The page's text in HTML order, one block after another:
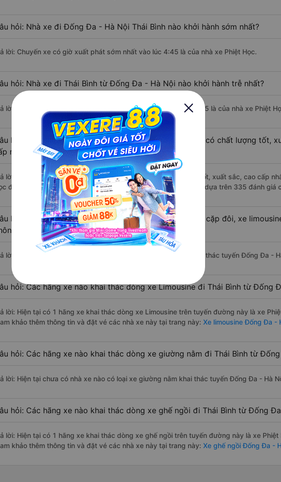
hỏi: Nhà xe đi Đống Đa - Hà Nội Thái Bình nào khởi hành sớm nhất?
lời: Chuyến xe có giờ xuất phát sớm nhất vào lúc 4:45 là của nhà xe Phiệt Học.
hỏi: Nhà xe đi Thái Bình từ Đống Đa - Hà Nội nào khởi hành trễ nhất?
lời: Chuyến xe có giờ xuất phát trễ (muộn) nhất là vào lúc 19:45 là của nhà xe Phiệt
hỏi: Review xe đi Thái Bình từ Đống Đa - Hà Nội nào có chất lượng tốt,
nhất?
lời: Những hãng xe đi Đống Đa - Hà Nội Thái Bình chất lượng tốt, xuất sắc, cao cấp
đi Thái Bình từ Đống Đa - Hà Nội với điểm chất lượng là 4.8/5 dựa trên 335 đánh giá
hỏi: Có loại xe Đống Đa - Hà Nội Thái Bình dành cho cặp đôi, xe
lời: Hiện tại chưa có nhà xe nào có loại xe giường nằm đôi khai thác tuyến Đống Đa -
hỏi: Các hãng xe nào khai thác dòng xe Limousine đi Thái Bình từ Đống
lời: Hiện tại có 1 hãng xe khai thác dòng xe Limousine trên tuyến đường này là xe
khảo thêm thông tin và đặt vé các nhà xe này tại trang này: Xe limousine Đống Đa -
hỏi: Các hãng xe nào khai thác dòng xe giường nằm đi Thái Bình từ
lời: Hiện tại chưa có nhà xe nào có loại xe giường nằm khai thác tuyến Đống Đa - Hà
hỏi: Các hãng xe nào khai thác dòng xe ghế ngồi đi Thái Bình từ Đống
lời: Hiện tại có 1 hãng xe khai thác dòng xe ghế ngồi trên tuyến đường này là xe Phiệt
khảo thêm thông tin và đặt vé các nhà xe này tại trang này: Xe ghế ngồi Đống Đa -